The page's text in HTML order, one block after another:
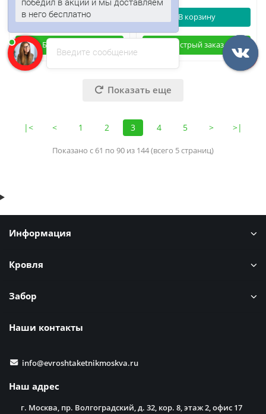
В корзину
Быстрый заказ
В корзину
Быстрый заказ
Показать еще
|< < 1 2 3 4 5 > >|
Показано с 61 по 90 из 144 (всего 5 страниц)
Информация
Кровля
Забор
Наши контакты
info@evroshtaketnikmoskva.ru
Наш адрес
г. Москва, пр. Волгоградский, д. 32, кор. 8, этаж 2, офис 17
Введите сообщение
в него бесплатно